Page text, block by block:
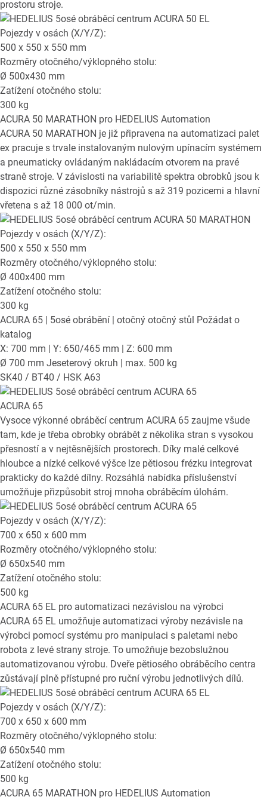
prostoru stroje.
Pojezdy v osách (X/Y/Z):
500 x 550 x 550 mm
Rozměry otočného/výklopného stolu:
Ø 500x430 mm
Zatížení otočného stolu:
300 kg
ACURA 50 MARATHON pro HEDELIUS Automation
ACURA 50 MARATHON je již připravena na automatizaci palet
ex pracuje s trvale instalovaným nulovým upínacím systémem
a pneumaticky ovládaným nakládacím otvorem na pravé
straně stroje. V závislosti na variabilitě spektra obrobků jsou k
dispozici různé zásobníky nástrojů s až 319 pozicemi a hlavní
vřetena s až 18 000 ot/min.
Pojezdy v osách (X/Y/Z):
500 x 550 x 550 mm
Rozměry otočného/výklopného stolu:
Ø 400x400 mm
Zatížení otočného stolu:
300 kg
ACURA 65 | 5osé obrábění | otočný otočný stůl Požádat o
katalog
X: 700 mm | Y: 650/465 mm | Z: 600 mm
Ø 700 mm Jeseterový okruh | max. 500 kg
SK40 / BT40 / HSK A63
ACURA 65
Vysoce výkonné obráběcí centrum ACURA 65 zaujme všude
tam, kde je třeba obrobky obrábět z několika stran s vysokou
přesností a v nejtěsnějších prostorech. Díky malé celkové
hloubce a nízké celkové výšce lze pětiosou frézku integrovat
prakticky do každé dílny. Rozsáhlá nabídka příslušenství
umožňuje přizpůsobit stroj mnoha obráběcím úlohám.
Pojezdy v osách (X/Y/Z):
700 x 650 x 600 mm
Rozměry otočného/výklopného stolu:
Ø 650x540 mm
Zatížení otočného stolu:
500 kg
ACURA 65 EL pro automatizaci nezávislou na výrobci
ACURA 65 EL umožňuje automatizaci výroby nezávisle na
výrobci pomocí systému pro manipulaci s paletami nebo
robota z levé strany stroje. To umožňuje bezobslužnou
automatizovanou výrobu. Dveře pětiosého obráběcího centra
zůstávají plně přístupné pro ruční výrobu jednotlivých dílů.
Pojezdy v osách (X/Y/Z):
700 x 650 x 600 mm
Rozměry otočného/výklopného stolu:
Ø 650x540 mm
Zatížení otočného stolu:
500 kg
ACURA 65 MARATHON pro HEDELIUS Automation